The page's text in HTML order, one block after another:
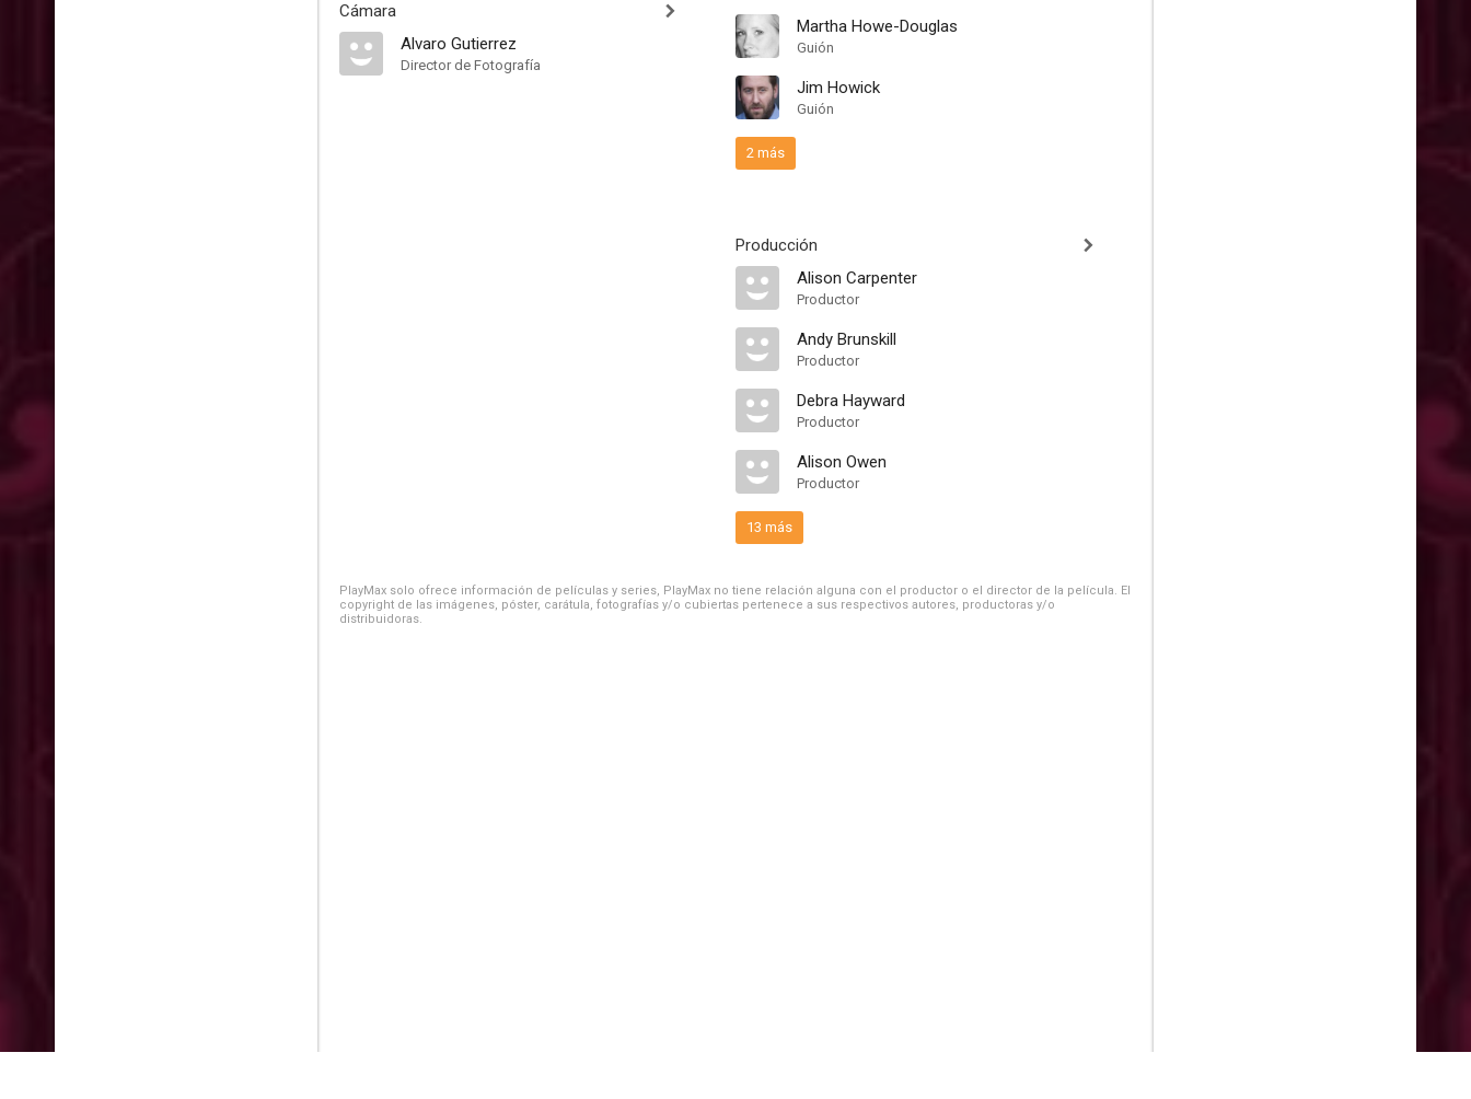
Cámara
Alvaro Gutierrez
Director de Fotografía
Martha Howe-Douglas
Guión
Jim Howick
Guión
2 más
Producción
Alison Carpenter
Productor
Andy Brunskill
Productor
Debra Hayward
Productor
Alison Owen
Productor
13 más
PlayMax solo ofrece información de películas y series, PlayMax no tiene relación alguna con el productor o el director de la película. El
copyright de las imágenes, póster, carátula, fotografías y/o cubiertas pertenece a sus respectivos autores, productoras y/o
distribuidoras.